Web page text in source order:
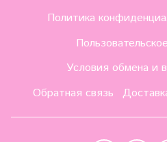
Политика
Условия обмена и
Обратная связь